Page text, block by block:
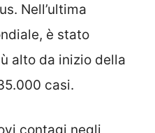
Nell’ultima
è stato
alto da inizio della
casi.